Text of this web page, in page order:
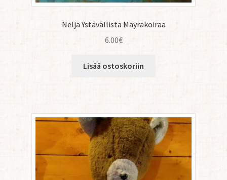
Neljä Ystävällistä Mäyräkoiraa
6.00€
Lisää ostoskoriin